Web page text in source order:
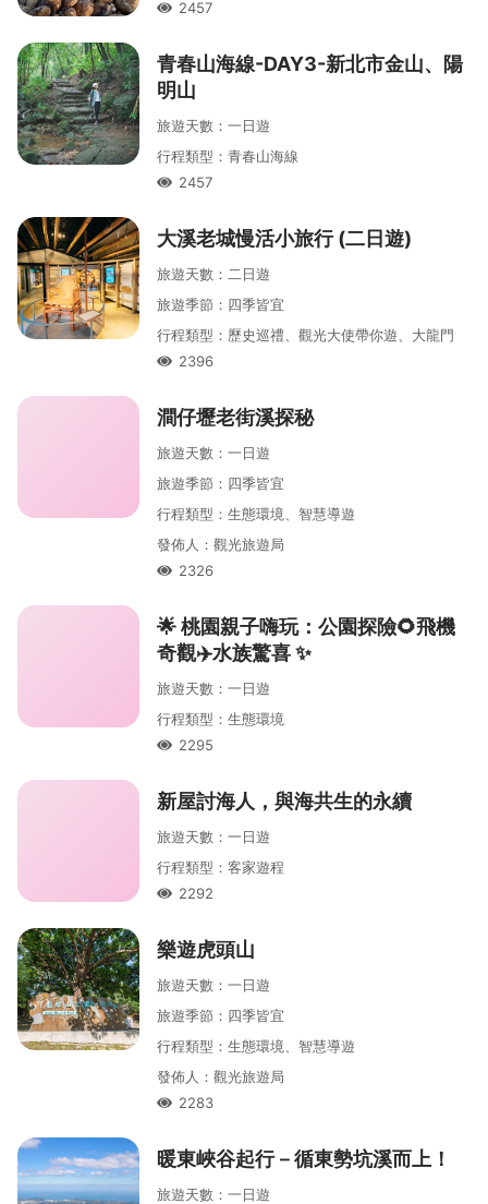
人氣2457
青春山海線-DAY3-新北市金山、陽
明山
旅遊天數 ： 一日遊
行程類型 ： 青春山海線
人氣2457
大溪老城慢活小旅行 (二日遊)
旅遊天數 ： 二 日遊
旅遊季節 ： 四季皆宜
行程類型 ： 歷史巡禮、觀光大使帶你遊、大龍門
人氣2396
澗仔壢老街溪探秘
旅遊天數 ： 一日遊
旅遊季節 ： 四季皆宜
行程類型 ： 生態環境、智慧導遊
發佈人 ： 觀光旅遊局
人氣2326
🌟 桃園親子嗨玩：公園探險🌻飛機
奇觀✈️水族驚喜 ✨
旅遊天數 ： 一日遊
行程類型 ： 生態環境
人氣2295
新屋討海人，與海共生的永續
旅遊天數 ： 一日遊
行程類型 ： 客家遊程
人氣2292
樂遊虎頭山
旅遊天數 ： 一日遊
旅遊季節 ： 四季皆宜
行程類型 ： 生態環境、智慧導遊
發佈人 ： 觀光旅遊局
人氣2283
暖東峽谷起行－循東勢坑溪而上！
旅遊天數 ： 一日遊